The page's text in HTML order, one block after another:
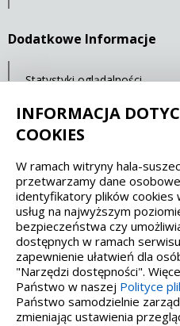
Dodatkowe Informacje
Statystyki oglądalności
Spełniamy standardy
WCAG 2.1
INFORMACJA
COOKIES
W ramach witryny hala-
przetwarzamy dane
identyfikatory plików cookies
usług na najwyższym
bezpieczeństwa czy
dostępnych w ramach
zapewnienie ułatwień dla
"Narzędzi dostępności".
Państwo w naszej Polityce
Państwo samodzielnie
zmieniając ustawienia